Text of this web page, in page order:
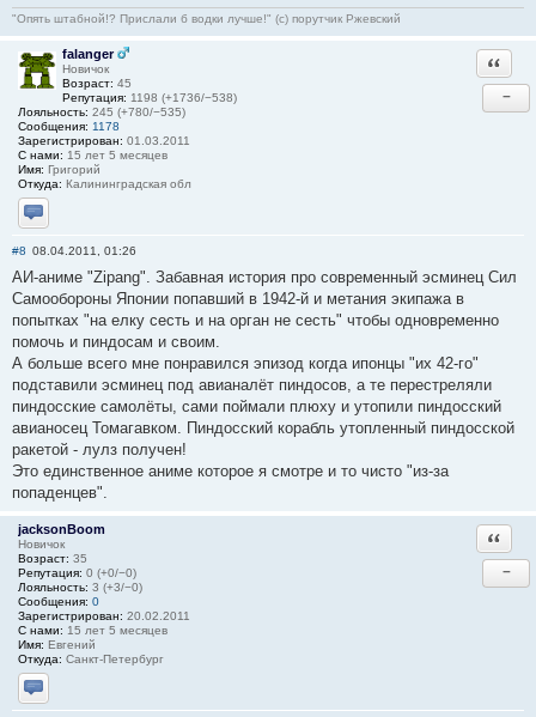
"Опять штабной!? Прислали б водки лучше!" (с) порутчик Ржевский
falanger
Новичок
Возраст: 45
Репутация: 1198 (+1736/−538)
Лояльность: 245 (+780/−535)
Сообщения: 1178
Зарегистрирован: 01.03.2011
С нами: 15 лет 5 месяцев
Имя: Григорий
Откуда: Калининградская обл
Отправить личное сообщение
−
#8 08.04.2011, 01:26
АИ-аниме "Zipang". Забавная история про современный эсминец Сил
Самообороны Японии попавший в 1942-й и метания экипажа в
попытках "на елку сесть и на орган не сесть" чтобы одновременно
помочь и пиндосам и своим.
А больше всего мне понравился эпизод когда ипонцы "их 42-го"
подставили эсминец под авианалёт пиндосов, а те перестреляли
пиндосские самолёты, сами поймали плюху и утопили пиндосский
авианосец Томагавком. Пиндосский корабль утопленный пиндосской
ракетой - лулз получен!
Это единственное аниме которое я смотре и то чисто "из-за
попаденцев".
jacksonBoom
Новичок
Возраст: 35
Репутация: 0 (+0/−0)
Лояльность: 3 (+3/−0)
Сообщения: 0
Зарегистрирован: 20.02.2011
С нами: 15 лет 5 месяцев
Имя: Евгений
Откуда: Санкт-Петербург
Отправить личное сообщение
−